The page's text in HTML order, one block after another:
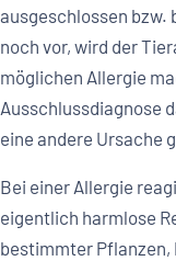
ausgeschlossen
noch vor, wird der
möglichen Allergie
Ausschlussdiagnose
eine andere Ursache
Bei einer Allergie
eigentlich harmlose
bestimmter Pflanzen,